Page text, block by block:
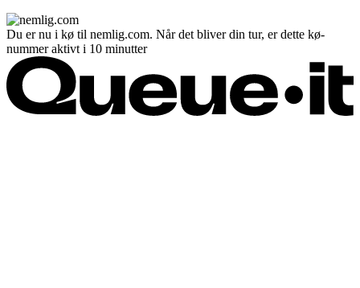
Du er nu i kø til nemlig.com. Når det bliver din tur, er dette kø-
nummer aktivt i 10 minutter